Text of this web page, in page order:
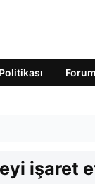
Forum
işaret